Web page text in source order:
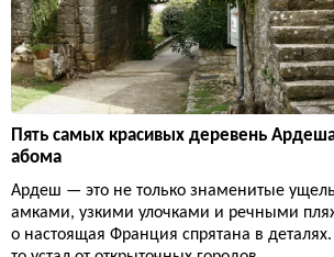
Пять самых красивых деревень
абома
Ардеш — это не только знаменитые
амками, узкими улочками и речными
о настоящая Франция спрятана в